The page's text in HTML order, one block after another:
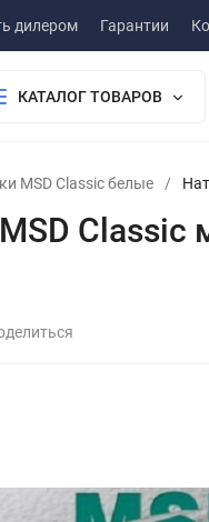
дилером Гарантии
КАТАЛОГ ТОВАРОВ
MSD Сlassic белые /
Classic